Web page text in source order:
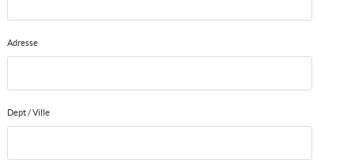
Adresse
Dept / Ville